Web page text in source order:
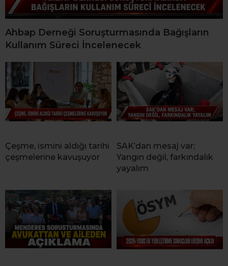
Ahbap Derneği Soruşturmasında Bağışların
Kullanım Süreci İncelenecek
Çeşme, ismini aldığı tarihi
çeşmelerine kavuşuyor
SAK’dan mesaj var;
Yangın değil, farkındalık
yayalım